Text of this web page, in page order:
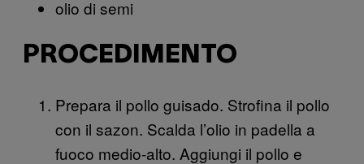
olio di semi
PROCEDIMENTO
Prepara il pollo guisado. Strofina il pollo
con il sazon. Scalda l’olio in padella a
fuoco medio-alto. Aggiungi il pollo e